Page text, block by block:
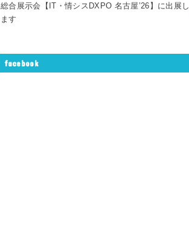
総合展示会【IT・情シスDXPO 名古屋’26】に出展し
ます
facebook